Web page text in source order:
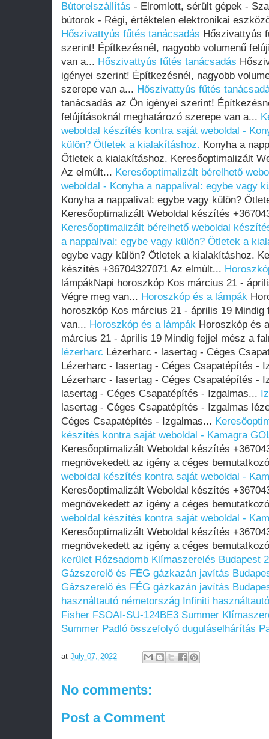
Bútorelszállítás - Elromlott, sérült gépek -
bútorok - Régi, értéktelen elektronikai
Hőszivattyús fűtés tanácsadás Hőszivattyús
szerint! Építkezésnél, nagyobb volumenű
van a... Hőszivattyús fűtés tanácsadás
igényei szerint! Építkezésnél, nagyobb
szerepe van a... Hőszivattyús fűtés
tanácsadás az Ön igényei szerint!
felújításoknál meghatározó szerepe van a...
weboldal készítés kontra saját weboldal -
külön? Ötletek a kialakításhoz. Konyha a
Ötletek a kialakításhoz. Keresőoptimalizált
Az elmúlt... Keresőoptimalizált bérelhető
weboldal - Konyha a nappalival: egybe vagy
Konyha a nappalival: egybe vagy külön?
Keresőoptimalizált Weboldal készítés
Keresőoptimalizált bérelhető weboldal
a nappalival: egybe vagy külön? Ötletek a
egybe vagy külön? Ötletek a kialakításhoz.
készítés +36704327071 Az elmúlt...
lámpákNapi horoszkóp Kos március 21 -
Végre meg van... Horoszkóp és a lámpák
horoszkóp Kos március 21 - április 19
van... Horoszkóp és a lámpák Horoszkóp és
március 21 - április 19 Mindig fejjel mész a
lézerharc Lézerharc - lasertag - Céges
Lézerharc - lasertag - Céges Csapatépítés -
Lézerharc - lasertag - Céges Csapatépítés -
lasertag - Céges Csapatépítés - Izgalmas...
lasertag - Céges Csapatépítés - Izgalmas
Céges Csapatépítés - Izgalmas...
készítés kontra saját weboldal - Kamagra
Keresőoptimalizált Weboldal készítés
megnövekedett az igény a céges
weboldal készítés kontra saját weboldal -
Keresőoptimalizált Weboldal készítés
megnövekedett az igény a céges
weboldal készítés kontra saját weboldal -
Keresőoptimalizált Weboldal készítés
megnövekedett az igény a céges
kerület Rózsadomb Klímaszerelés Budapest
Gázszerelő és FÉG gázkazán javítás
Gázszerelő és FÉG gázkazán javítás
használtautó németország Infiniti
Fisher FSOAI-SU-124BE3 Summer
Summer Padló összefolyó duguláselhárítás
at July 07, 2022
No comments:
Post a Comment